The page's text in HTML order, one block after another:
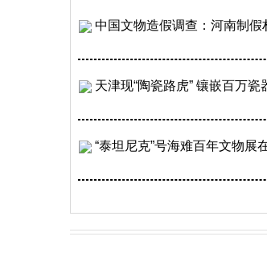
中国文物造假调查：河南制假
天津现“陶瓷路虎” 镶嵌百万瓷
“泰坦尼克”号海难百年文物展